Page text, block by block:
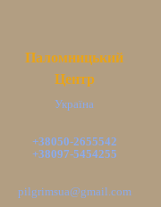
Паломницький
Центр
Україна
+38050-2655542
+38097-5454255
pilgrimsua@gmail.com